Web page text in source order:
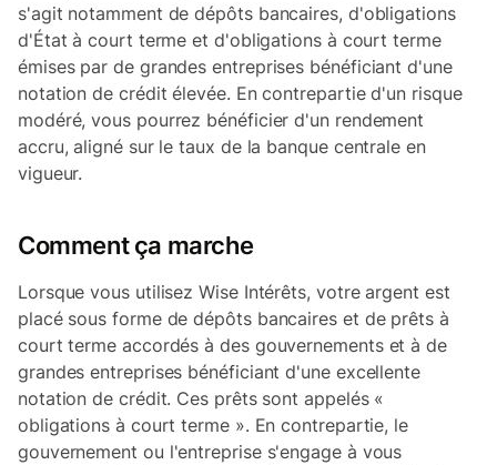
s'agit notamment de dépôts bancaires, d'obligations
d'État à court terme et d'obligations à court terme
émises par de grandes entreprises bénéficiant d'une
notation de crédit élevée. En contrepartie d'un risque
modéré, vous pourrez bénéficier d'un rendement
accru, aligné sur le taux de la banque centrale en
vigueur.
Comment ça marche
Lorsque vous utilisez Wise Intérêts, votre argent est
placé sous forme de dépôts bancaires et de prêts à
court terme accordés à des gouvernements et à de
grandes entreprises bénéficiant d'une excellente
notation de crédit. Ces prêts sont appelés «
obligations à court terme ». En contrepartie, le
gouvernement ou l'entreprise s'engage à vous